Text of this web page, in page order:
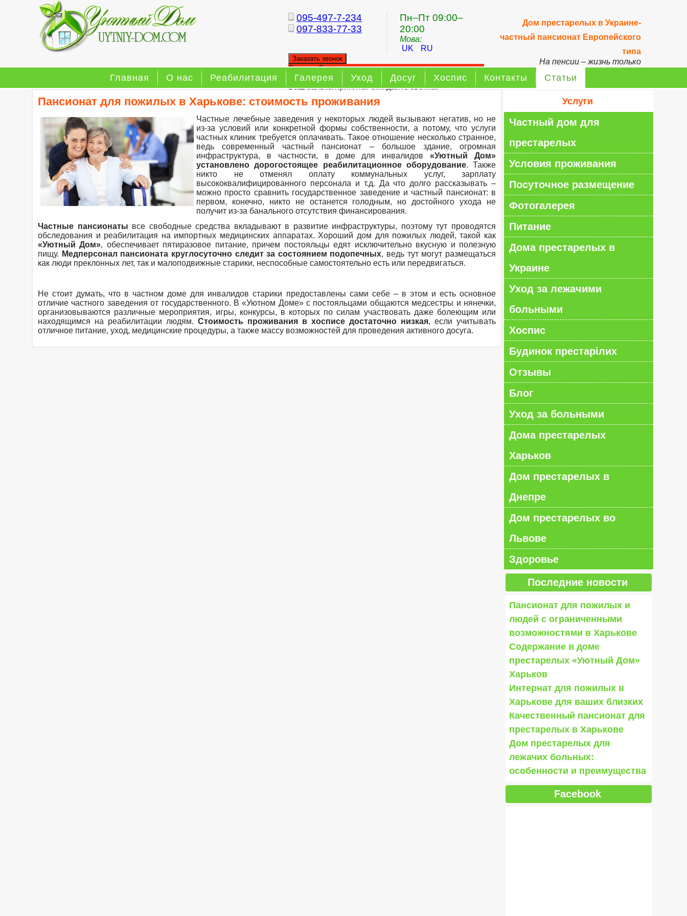
Дом престарелых в Украине-
частный пансионат Европейского
типа
На пенсии – жизнь только
095-497-7-234
097-833-77-33
Пн–Пт 09:00–
20:00
Мова:
UK
RU
Заказать звонок
Заказ обратного звонка
Ваш заявка принята. Ожидайте звонка.
Главная О нас Реабилитация Галерея Уход Досуг Хоспис Контакты Статьи
Пансионат для пожилых в Харькове: стоимость проживания
Частные лечебные заведения у некоторых людей вызывают негатив, но не
из-за условий или конкретной формы собственности, а потому, что услуги
частных клиник требуется оплачивать. Такое отношение несколько странное,
ведь современный частный пансионат – большое здание, огромная
инфраструктура, в частности, в доме для инвалидов«Уютный Дом»
установлено дорогостоящее реабилитационное оборудование. Также
никто не отменял оплату коммунальных услуг, зарплату
высококвалифицированного персонала и т.д. Да что долго рассказывать –
можно просто сравнить государственное заведение и частный пансионат: в
первом, конечно, никто не останется голодным, но достойного ухода не
получит из-за банального отсутствия финансирования.
Частные пансионаты все свободные средства вкладывают в развитие инфраструктуры, поэтому тут проводятся
обследования и реабилитация на импортных медицинских аппаратах. Хороший дом для пожилых людей, такой как
«Уютный Дом», обеспечивает пятиразовое питание, причем постояльцы едят исключительно вкусную и полезную
пищу. Медперсонал пансионата круглосуточно следит за состоянием подопечных, ведь тут могут размещаться
как люди преклонных лет, так и малоподвижные старики, неспособные самостоятельно есть или передвигаться.
Не стоит думать, что в частном доме для инвалидов старики предоставлены сами себе – в этом и есть основное
отличие частного заведения от государственного. В «Уютном Доме» с постояльцами общаются медсестры и нянечки,
организовываются различные мероприятия, игры, конкурсы, в которых по силам участвовать даже болеющим или
находящимся на реабилитации людям. Стоимость проживания в хосписе достаточно низкая, если учитывать
отличное питание, уход, медицинские процедуры, а также массу возможностей для проведения активного досуга.
Услуги
Частный дом для
престарелых
Условия проживания
Посуточное размещение
Фотогалерея
Питание
Дома престарелых в
Украине
Уход за лежачими
больными
Хоспис
Будинок престарілих
Отзывы
Блог
Уход за больными
Дома престарелых
Харьков
Дом престарелых в
Днепре
Дом престарелых во
Львове
Здоровье
Последние новости
Пансионат для пожилых и
людей с ограниченными
возможностями в Харькове
Содержание в доме
престарелых «Уютный Дом»
Харьков
Интернат для пожилых в
Харькове для ваших близких
Качественный пансионат для
престарелых в Харькове
Дом престарелых для
лежачих больных:
особенности и преимущества
Facebook